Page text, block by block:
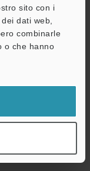
sito con i
dati web,
combinarle
o che hanno
non saranno